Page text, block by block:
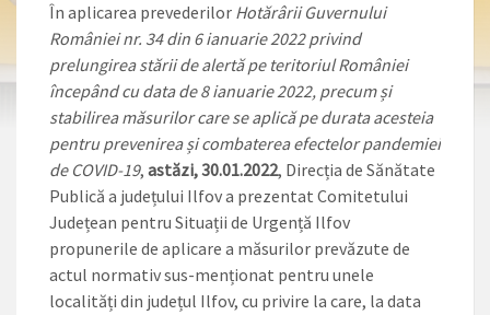
În aplicarea prevederilor Hotărârii Guvernului
României nr. 34 din 6 ianuarie 2022 privind
prelungirea stării de alertă pe teritoriul României
începând cu data de 8 ianuarie 2022, precum și
stabilirea măsurilor care se aplică pe durata acesteia
pentru prevenirea și combaterea efectelor pandemiei
de COVID-19, astăzi, 30.01.2022, Direcția de Sănătate
Publică a județului Ilfov a prezentat Comitetului
Județean pentru Situații de Urgență Ilfov
propunerile de aplicare a măsurilor prevăzute de
actul normativ sus-menționat pentru unele
localități din județul Ilfov, cu privire la care, la data